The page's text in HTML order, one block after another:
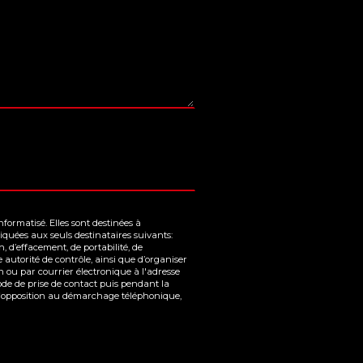
Elles sont destinées à
aux seuls destinataires suivants:
d’effacement, de portabilité, de
de contrôle, ainsi que d’organiser
ou par courrier électronique à l'adresse
de prise de contact puis pendant la
au démarchage téléphonique,